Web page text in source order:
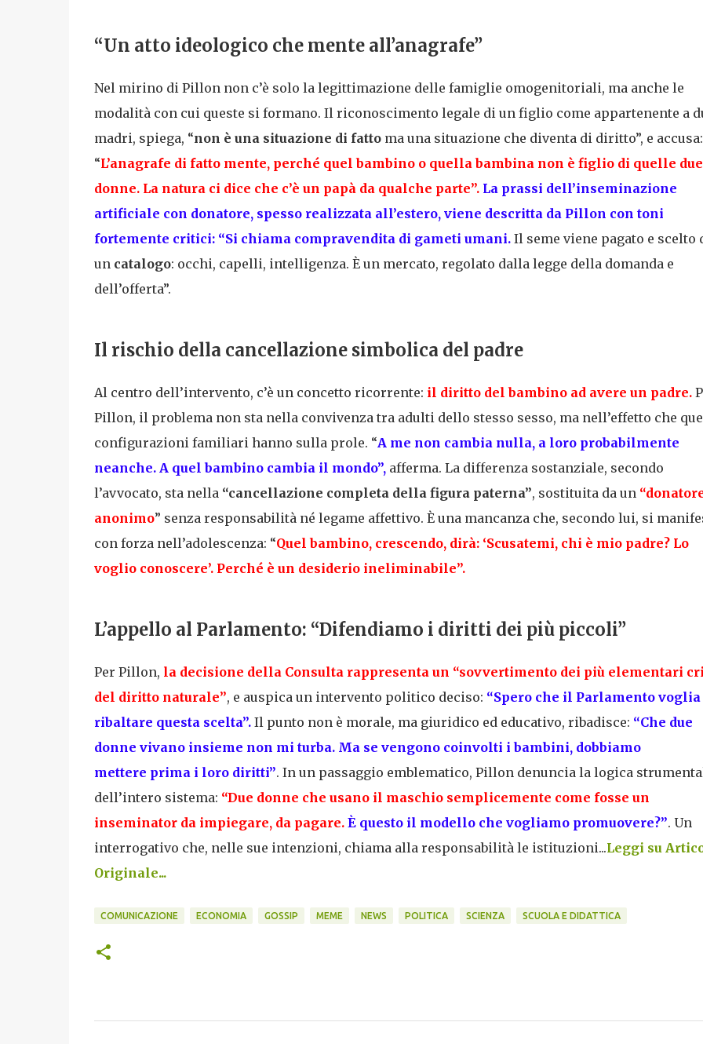
“Un atto ideologico che mente all’anagrafe”
Nel mirino di Pillon non c’è solo la legittimazione delle famiglie omogenitoriali, ma anche le
modalità con cui queste si formano. Il riconoscimento legale di un figlio come appartenente a
madri, spiega, “non è una situazione di fattoma una situazione che diventa di diritto”, e accusa:
“L’anagrafe di fatto mente, perché quel bambino o quella bambina non è figlio di quelle due
donne. La natura ci dice che c’è un papà da qualche parte”. La prassi dell’inseminazione
artificiale con donatore, spesso realizzata all’estero, viene descritta da Pillon con toni
fortemente critici: “Si chiama compravendita di gameti umani. Il seme viene pagato e scelto
un catalogo: occhi, capelli, intelligenza. È un mercato, regolato dalla legge della domanda e
dell’offerta”.
Il rischio della cancellazione simbolica del padre
Al centro dell’intervento, c’è un concetto ricorrente: il diritto del bambino ad avere un padre.
Pillon, il problema non sta nella convivenza tra adulti dello stesso sesso, ma nell’effetto che
configurazioni familiari hanno sulla prole. “A me non cambia nulla, a loro probabilmente
neanche. A quel bambino cambia il mondo”,afferma. La differenza sostanziale, secondo
l’avvocato, sta nella “cancellazione completa della figura paterna”, sostituita da un “
anonimo” senza responsabilità né legame affettivo. È una mancanza che, secondo lui, si
con forza nell’adolescenza: “Quel bambino, crescendo, dirà: ‘Scusatemi, chi è mio padre? Lo
voglio conoscere’. Perché è un desiderio ineliminabile”.
L’appello al Parlamento: “Difendiamo i diritti dei più piccoli”
Per Pillon, la decisione della Consulta rappresenta un “sovvertimento dei più elementari
del diritto naturale”, e auspica un intervento politico deciso: “Spero che il Parlamento voglia
ribaltare questa scelta”.Il punto non è morale, ma giuridico ed educativo, ribadisce: “Che due
donne vivano insieme non mi turba. Ma se vengono coinvolti i bambini, dobbiamo
mettere prima i loro diritti”. In un passaggio emblematico, Pillon denuncia la logica
dell’intero sistema: “Due donne che usano il maschio semplicemente come fosse un
inseminator da impiegare, da pagare. È questo il modello che vogliamo promuovere?”. Un
interrogativo che, nelle sue intenzioni, chiama alla responsabilità le istituzioni...Leggi su
Originale...
COMUNICAZIONE ECONOMIA GOSSIP MEME NEWS POLITICA SCIENZA SCUOLA E DIDATTICA